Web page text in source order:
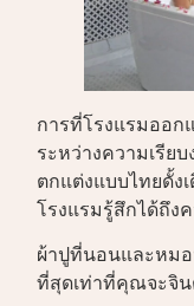
การที่โรงแรมออ
ระหว่างความเรี
ตกแต่งแบบไทย
โรงแรมรู้สึกได้ถึง
ผ้าปูที่นอนและหม
ที่สุดเท่าที่คุณจะจิ